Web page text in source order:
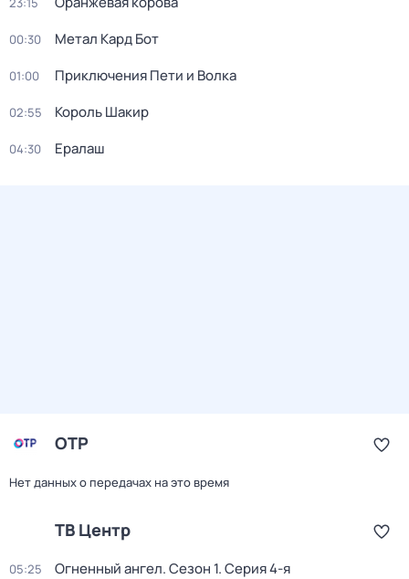
00:30 Метал Кард Бот
01:00 Приключения Пети и Волка
02:55 Король Шакир
04:30 Ералаш
ОТР
Нет данных о передачах на это время
ТВ Центр
05:25 Огненный ангел. Сезон 1. Серия 4-я